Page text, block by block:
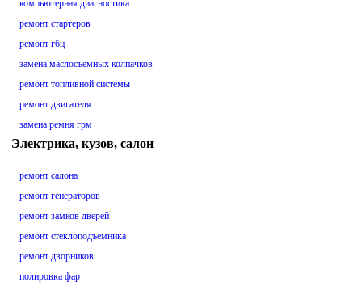
компьютерная диагностика
ремонт стартеров
ремонт гбц
замена маслосъемных колпачков
ремонт топливной системы
ремонт двигателя
замена ремня грм
Электрика, кузов, салон
ремонт салона
ремонт генераторов
ремонт замков дверей
ремонт стеклоподъемника
ремонт дворников
полировка фар